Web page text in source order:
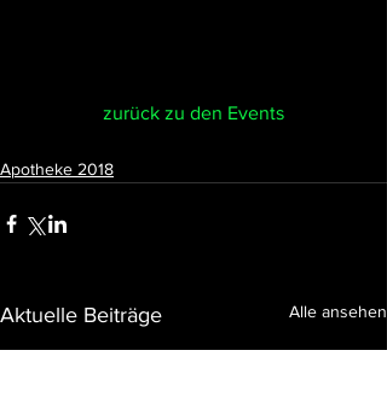
zurück zu den Events
Apotheke 2018
Aktuelle Beiträge Alle ansehen